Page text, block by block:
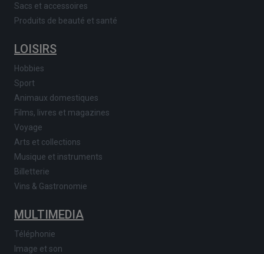
Sacs et accessoires
Produits de beauté et santé
LOISIRS
Hobbies
Sport
Animaux domestiques
Films, livres et magazines
Voyage
Arts et collections
Musique et instruments
Billetterie
Vins & Gastronomie
MULTIMEDIA
Téléphonie
Image et son